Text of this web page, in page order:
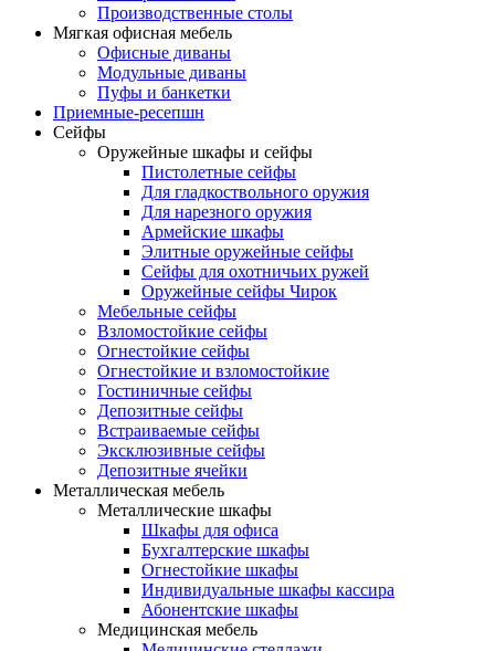
Производственные столы
Мягкая офисная мебель
Офисные диваны
Модульные диваны
Пуфы и банкетки
Приемные-ресепшн
Сейфы
Оружейные шкафы и сейфы
Пистолетные сейфы
Для гладкоствольного оружия
Для нарезного оружия
Армейские шкафы
Элитные оружейные сейфы
Сейфы для охотничьих ружей
Оружейные сейфы Чирок
Мебельные сейфы
Взломостойкие сейфы
Огнестойкие сейфы
Огнестойкие и взломостойкие
Гостиничные сейфы
Депозитные сейфы
Встраиваемые сейфы
Эксклюзивные сейфы
Депозитные ячейки
Металлическая мебель
Металлические шкафы
Шкафы для офиса
Бухгалтерские шкафы
Огнестойкие шкафы
Индивидуальные шкафы кассира
Абонентские шкафы
Медицинская мебель